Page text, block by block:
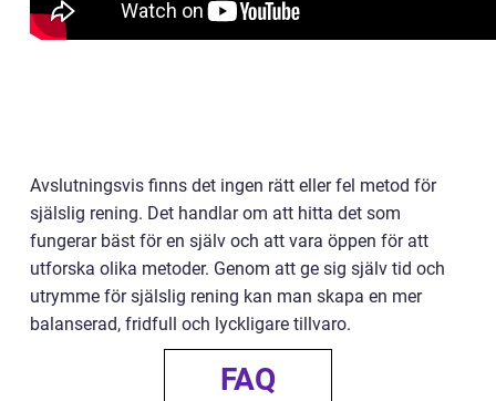
Avslutningsvis finns det ingen rätt eller fel metod för
själslig rening. Det handlar om att hitta det som
fungerar bäst för en själv och att vara öppen för att
utforska olika metoder. Genom att ge sig själv tid och
utrymme för själslig rening kan man skapa en mer
balanserad, fridfull och lyckligare tillvaro.
FAQ